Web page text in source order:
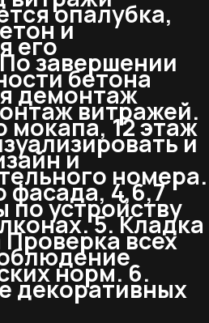
опалубка,
и
его
завершении
бетона
демонтаж
витражей.
мокапа, 12 этаж
и
и
номера.
фасада, 4,6,7
по устройству
5. Кладка
всех
норм. 6.
декоративных